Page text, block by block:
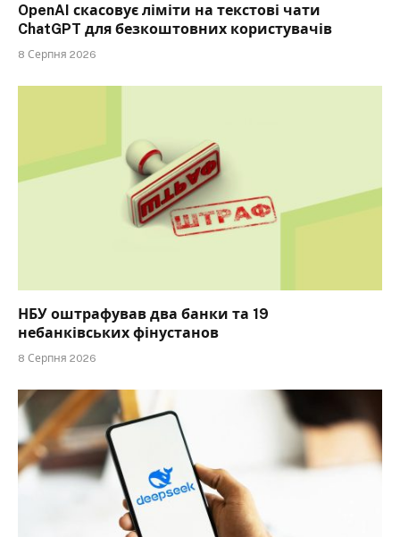
OpenAI скасовує ліміти на текстові чати
ChatGPT для безкоштовних користувачів
8 Серпня 2026
НБУ оштрафував два банки та 19
небанківських фінустанов
8 Серпня 2026